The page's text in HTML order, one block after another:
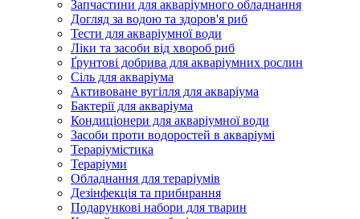
Запчастини для акваріумного обладнання
Догляд за водою та здоров'я риб
Тести для акваріумної води
Ліки та засоби від хвороб риб
Ґрунтові добрива для акваріумних рослин
Сіль для акваріума
Активоване вугілля для акваріума
Бактерії для акваріума
Кондиціонери для акваріумної води
Засоби проти водоростей в акваріумі
Тераріумістика
Тераріуми
Обладнання для тераріумів
Дезінфекція та прибирання
Подарункові набори для тварин